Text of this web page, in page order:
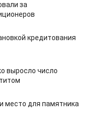
за
кредитования
выросло число
место для памятника